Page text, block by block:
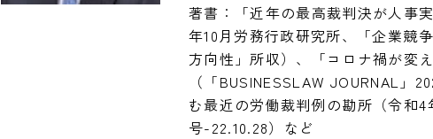
著書：「近年の最高裁判決が人事
年10月労務行政研究所、「企業競
方向性」所収）、「コロナ禍が変
（「BUSINESSLAW JOURNAL」
む最近の労働裁判例の勘所（令和
号-22.10.28）など